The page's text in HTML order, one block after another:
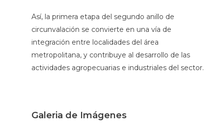
Así, la primera etapa del segundo anillo de
circunvalación se convierte en una vía de
integración entre localidades del área
metropolitana, y contribuye al desarrollo de las
actividades agropecuarias e industriales del sector.
Galeria de Imágenes